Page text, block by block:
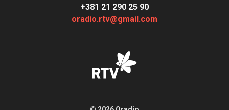
+381 21 290 25 90
oradio.rtv@gmail.com